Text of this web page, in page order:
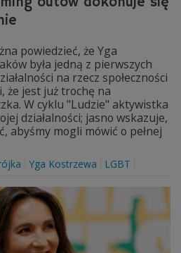
powiedzieć, że Yga
była jedną z pierwszych
na rzecz społeczności
że jest już trochę na
W cyklu "Ludzie" aktywistka
działalności; jasno wskazuje,
abyśmy mogli mówić o pełnej
Yga Kostrzewa LGBT